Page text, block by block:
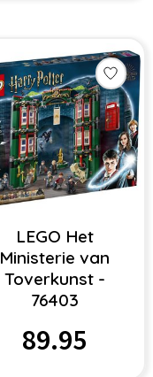
LEGO Het
Ministerie van
Toverkunst -
76403
89.95